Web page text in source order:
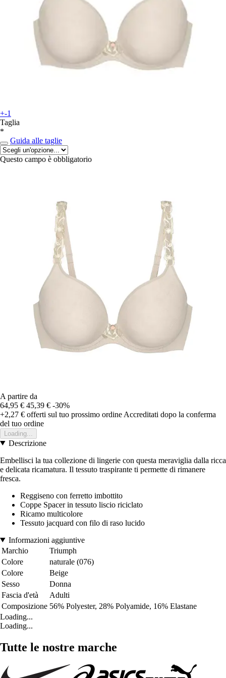
+-1
Taglia
*
Guida alle taglie
Questo campo è obbligatorio
A partire da
64,95 € 45,39 € -30%
+2,27 € offerti sul tuo prossimo ordine Accreditati dopo la conferma
del tuo ordine
Loading...
Descrizione
Embellisci la tua collezione di lingerie con questa meraviglia dalla ricca
e delicata ricamatura. Il tessuto traspirante ti permette di rimanere
fresca.
Reggiseno con ferretto imbottito
Coppe Spacer in tessuto liscio riciclato
Ricamo multicolore
Tessuto jacquard con filo di raso lucido
Informazioni aggiuntive
Marchio
Triumph
Colore
naturale (076)
Colore
Beige
Sesso
Donna
Fascia d'età
Adulti
Composizione 56% Polyester, 28% Polyamide, 16% Elastane
Loading...
Loading...
Tutte le nostre marche